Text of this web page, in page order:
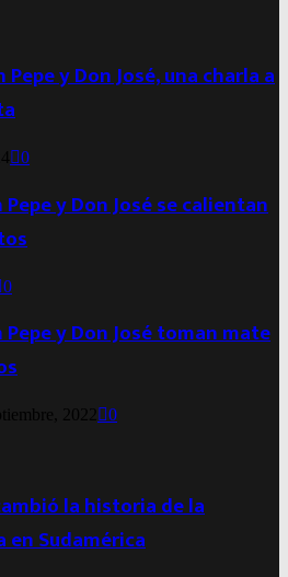
y Don José, una charla a
0
y Don José se calientan
0
y Don José toman mate
2022 0
la historia de la
Sudamérica